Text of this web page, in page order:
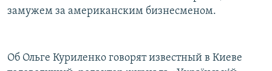
замужем за американским бизнесменом.
Об Ольге Куриленко говорят известный в Киеве